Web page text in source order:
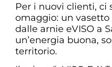
Per i nuovi clienti, ci
omaggio: un
dalle arnie eVISO a
un’energia buona,
territorio.